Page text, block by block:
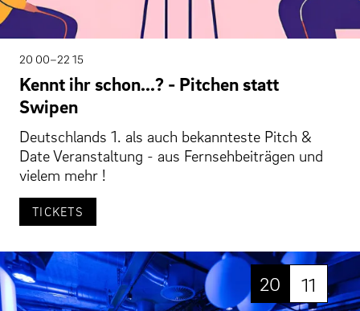
20 00–22 15
Kennt ihr schon...? - Pitchen statt
Swipen
Deutschlands 1. als auch bekannteste Pitch &
Date Veranstaltung - aus Fernsehbeiträgen und
vielem mehr !
TICKETS
20 11